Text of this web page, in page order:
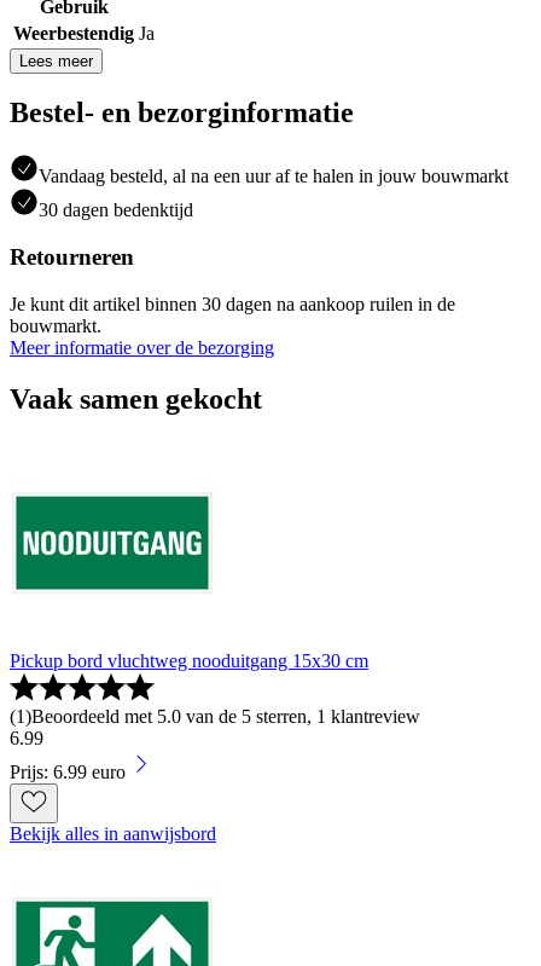
Gebruik
Weerbestendig Ja
Lees meer
Bestel- en bezorginformatie
Vandaag besteld, al na een uur af te halen in jouw bouwmarkt
30 dagen bedenktijd
Retourneren
Je kunt dit artikel binnen 30 dagen na aankoop ruilen in de
bouwmarkt.
Meer informatie over de bezorging
Vaak samen gekocht
Pickup bord vluchtweg nooduitgang 15x30 cm
(1)Beoordeeld met 5.0 van de 5 sterren, 1 klantreview
6.99
Prijs: 6.99 euro
Bekijk alles in aanwijsbord